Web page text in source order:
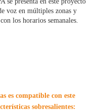
voz en múltiples zonas y
los horarios semanales.
es compatible con este
sobresalientes: